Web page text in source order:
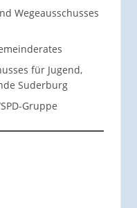
Wegeausschusses
für Jugend,
Suderburg
Gruppe